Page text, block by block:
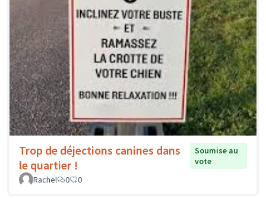
Trop de déjections canines dans
le quartier !
Soumise au
vote
Rachel
0 0